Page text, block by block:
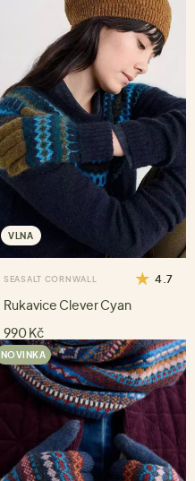
VLNA
SEASALT CORNWALL 4.7
Rukavice Clever Cyan
990 Kč
NOVINKA